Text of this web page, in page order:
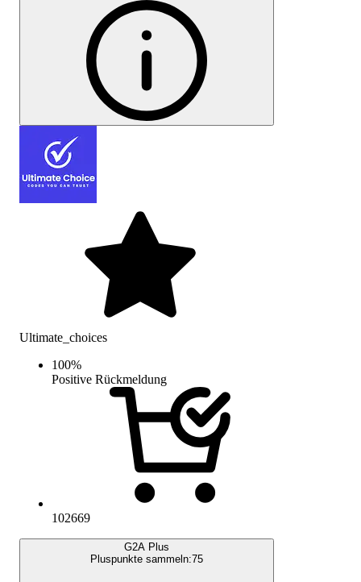
Ultimate_choices
100%
Positive Rückmeldung
102669
G2A Plus
Pluspunkte sammeln:75